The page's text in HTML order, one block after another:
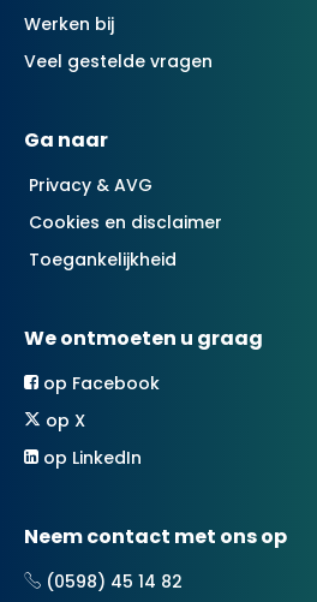
Werken bij
Veel gestelde vragen
Ga naar
Privacy & AVG
Cookies en disclaimer
Toegankelijkheid
We ontmoeten u graag
op Facebook
op X
op LinkedIn
Neem contact met ons op
(0598) 45 14 82